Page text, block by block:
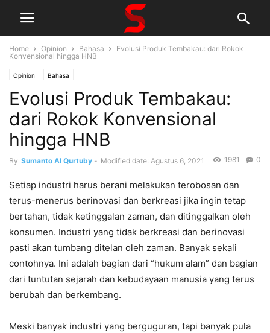
Home Opinion Bahasa
Evolusi Produk Tembakau: dari Rokok
Konvensional hingga HNB
Opinion Bahasa
Evolusi Produk Tembakau:
dari Rokok Konvensional
hingga HNB
By Sumanto Al Qurtuby - Modified date: Agustus 6, 2021 0
1981
Setiap industri harus berani melakukan terobosan dan
terus-menerus berinovasi dan berkreasi jika ingin tetap
bertahan, tidak ketinggalan zaman, dan ditinggalkan oleh
konsumen. Industri yang tidak berkreasi dan berinovasi
pasti akan tumbang ditelan oleh zaman. Banyak sekali
contohnya. Ini adalah bagian dari “hukum alam” dan bagian
dari tuntutan sejarah dan kebudayaan manusia yang terus
berubah dan berkembang.
Meski banyak industri yang berguguran, tapi banyak pula